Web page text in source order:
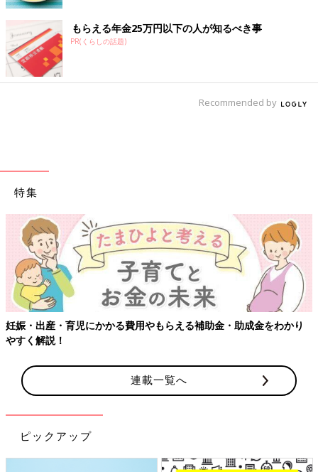
離乳完了期後の1才7ヶ月ごろ以降の幼児食期に
使えるレシピを紹介します。野菜が食べやすく
「帆立て貝とかぼちゃのシチュー」大人
ら途中で取り分けて、簡単に子ども分が作れる
レシピをご紹介します。
子ども1人分・幼児食レシピ】
離乳完了期後の1才7ヶ月ごろ以降の幼児食期に
使える魚料理のレシピを紹介します。大人も一
緒においしく食べるためのポイントつきです。
幼児食おすすめの本
もらえる年金25万円以下の人が知るべき事
PR(くらしの話題)
Recommended by
特集
妊娠・出産・育児にかかる費用やもらえる補助金・助成金をわかり
やすく解説！
連載一覧へ
ピックアップ